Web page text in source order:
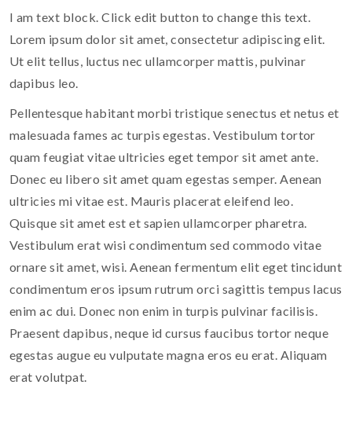
I am text block. Click edit button to change this text.
Lorem ipsum dolor sit amet, consectetur adipiscing elit.
Ut elit tellus, luctus nec ullamcorper mattis, pulvinar
dapibus leo.
Pellentesque habitant morbi tristique senectus et netus et
malesuada fames ac turpis egestas. Vestibulum tortor
quam feugiat vitae ultricies eget tempor sit amet ante.
Donec eu libero sit amet quam egestas semper. Aenean
ultricies mi vitae est. Mauris placerat eleifend leo.
Quisque sit amet est et sapien ullamcorper pharetra.
Vestibulum erat wisi condimentum sed commodo vitae
ornare sit amet, wisi. Aenean fermentum elit eget tincidunt
condimentum eros ipsum rutrum orci sagittis tempus lacus
enim ac dui. Donec non enim in turpis pulvinar facilisis.
Praesent dapibus, neque id cursus faucibus tortor neque
egestas augue eu vulputate magna eros eu erat. Aliquam
erat volutpat.